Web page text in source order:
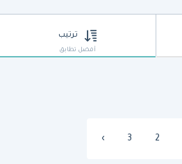
ترتيب
أفضل تطابق
2
3
›